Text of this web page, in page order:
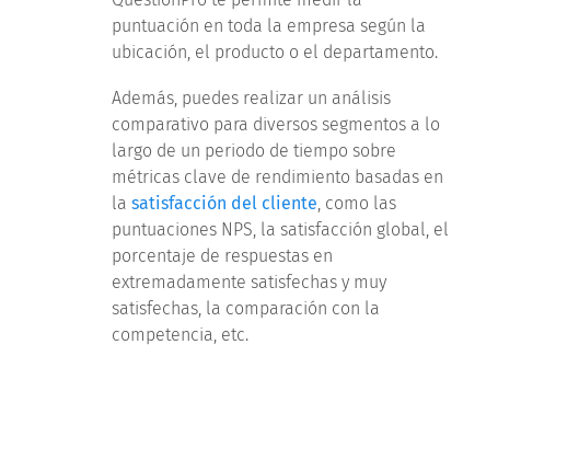
puntuación en toda la empresa según la
ubicación, el producto o el departamento.
Además, puedes realizar un análisis
comparativo para diversos segmentos a lo
largo de un periodo de tiempo sobre
métricas clave de rendimiento basadas en
la satisfacción del cliente , como las
puntuaciones NPS, la satisfacción global, el
porcentaje de respuestas en
extremadamente satisfechas y muy
satisfechas, la comparación con la
competencia, etc.